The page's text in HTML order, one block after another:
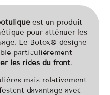
est un produit
pour atténuer les
Le Botox® désigne
particulièrement
les rides du front.
mais relativement
davantage avec